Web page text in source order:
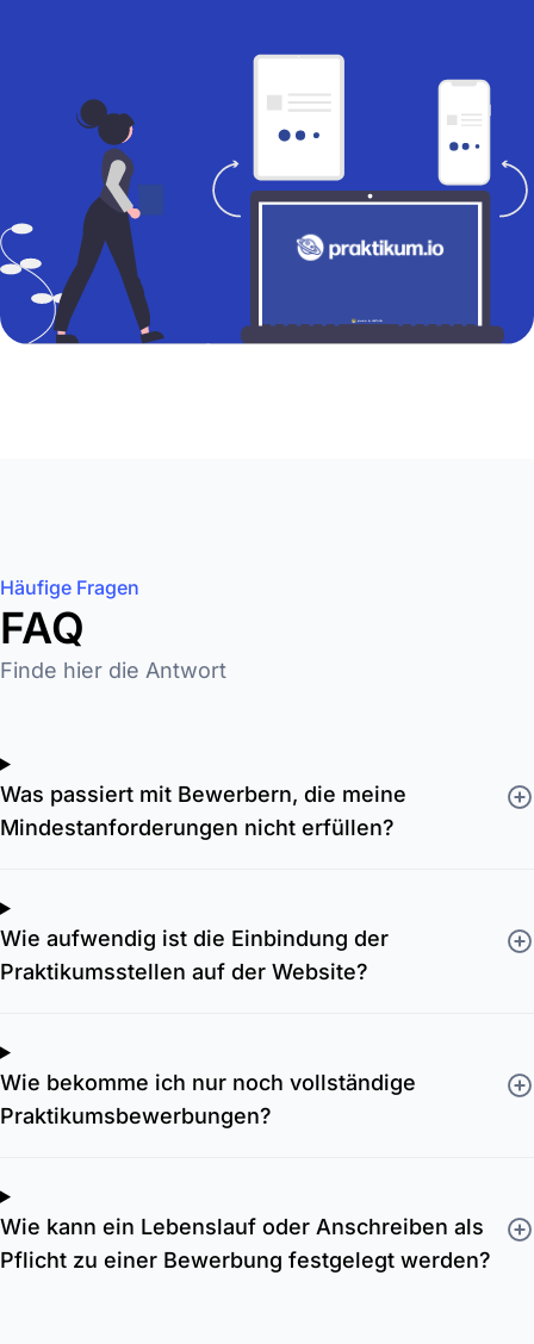
Häufige Fragen
FAQ
Finde hier die Antwort
Was passiert mit Bewerbern, die meine
Mindestanforderungen nicht erfüllen?
Wie aufwendig ist die Einbindung der
Praktikumsstellen auf der Website?
Wie bekomme ich nur noch vollständige
Praktikumsbewerbungen?
Wie kann ein Lebenslauf oder Anschreiben als
Pflicht zu einer Bewerbung festgelegt werden?